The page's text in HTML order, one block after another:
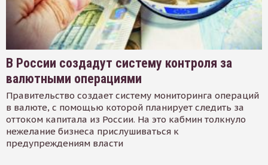
В России создадут систему контроля за
валютными операциями
Правительство создает систему мониторинга операций
в валюте, с помощью которой планирует следить за
оттоком капитала из России. На это кабмин толкнуло
нежелание бизнеса прислушиваться к
предупреждениям власти